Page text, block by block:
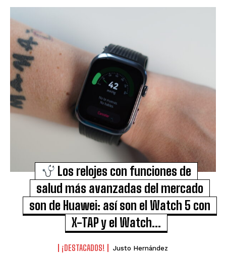
Los relojes con funciones de
salud más avanzadas del mercado
son de Huawei: así son el Watch 5 con
X-TAP y el Watch...
¡DESTACADOS! Justo Hernández